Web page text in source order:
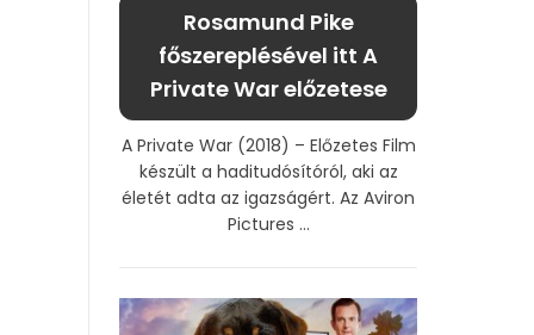
Rosamund Pike
főszereplésével itt A
Private War előzetese
A Private War (2018) – Előzetes Film
készült a haditudósítóról, aki az
életét adta az igazságért. Az Aviron
Pictures ...